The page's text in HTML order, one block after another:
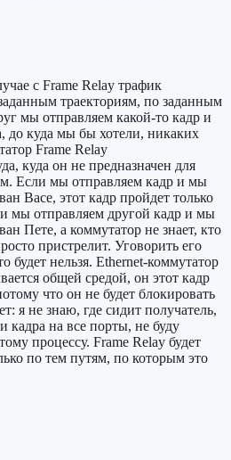
с Frame Relay трафик
траекториям, по заданным
мы отправляем какой-то кадр и
до куда мы бы хотели, никаких
Frame Relay
куда он не предназначен для
Если мы отправляем кадр и мы
Васе, этот кадр пройдет только
мы отправляем другой кадр и мы
Пете, а коммутатор не знает, кто
пристрелит. Уговорить его
будет нельзя. Ethernet-коммутатор
общей средой, он этот кадр
что он не будет блокировать
я не знаю, где сидит получатель,
кадра на все порты, не буду
процессу. Frame Relay будет
по тем путям, по которым это